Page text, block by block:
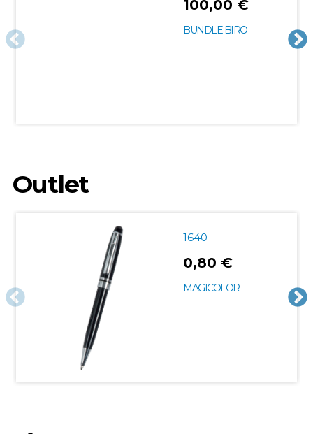
100,00 €
BUNDLE BIRO
Outlet
1640
0,80 €
MAGICOLOR